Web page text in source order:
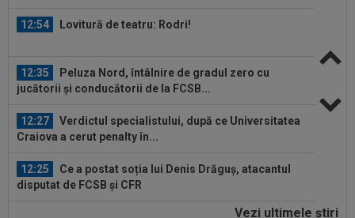
12:54 Lovitură de teatru: Rodri!
12:35
Peluza Nord, întâlnire de gradul zero cu
jucătorii și conducătorii de la FCSB...
12:27
Verdictul specialistului, după ce Universitatea
Craiova a cerut penalty în...
12:25
Ce a postat soția lui Denis Drăguș, atacantul
disputat de FCSB și CFR
Vezi ultimele ştiri